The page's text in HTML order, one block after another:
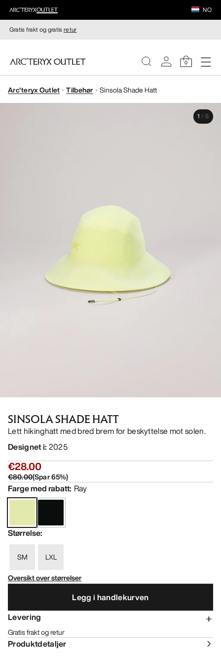
NO
Gratis frakt og gratisretur
0
DAMER
Arc'teryx Outlet Tilbehør Sinsola Shade Hatt
1 / 6
SINSOLA SHADE HATT
Lett hikinghatt med bred brem for beskyttelse mot solen.
Designet i: 2025
€28.00
€80.00(Spar65%)
Farge med rabatt: Ray
Størrelse:
SM
LXL
Oversikt over størrelser
Legg i handlekurven
Levering
Gratis frakt og retur
Produktdetaljer